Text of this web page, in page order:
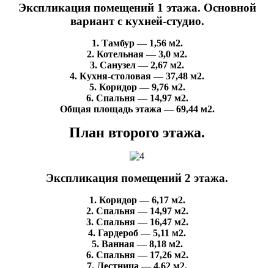
Экспликация помещений 1 этажа. Основной
вариант с кухней-студио.
1. Тамбур — 1,56 м2.
2. Котельная — 3,0 м2.
3. Санузел — 2,67 м2.
4. Кухня-столовая — 37,48 м2.
5. Коридор — 9,76 м2.
6. Спальня — 14,97 м2.
Общая площадь этажа — 69,44 м2.
План второго этажа.
Экспликация помещений 2 этажа.
1. Коридор — 6,17 м2.
2. Спальня — 14,97 м2.
3. Спальня — 16,47 м2.
4. Гардероб — 5,11 м2.
5. Ванная — 8,18 м2.
6. Спальня — 17,26 м2.
7. Лестница — 4,62 м2.